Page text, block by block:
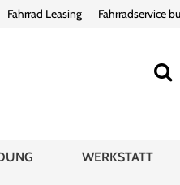
Fahrrad Leasing Fahrradservice
WERKSTATT